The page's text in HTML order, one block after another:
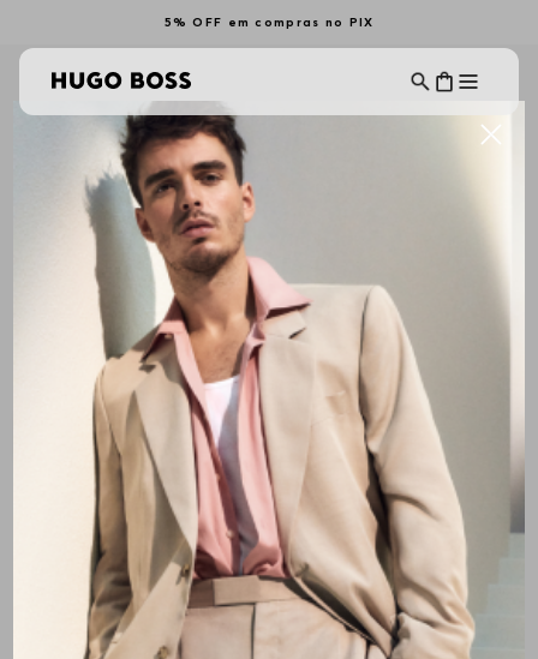
5% OFF em compras no PIX
Camisas Casuais
CAMISAS MASCULINAS
ALL BRANDS Filtrar Ordenar Por
Mais Recentes